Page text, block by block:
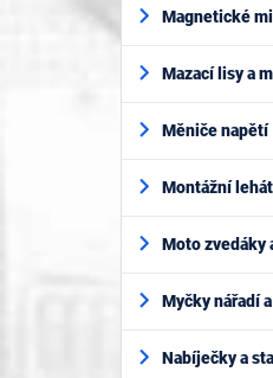
Magnetické
Mazací lisy a
Měniče napětí
Montážní
Moto zvedáky
Myčky nářadí
Nabíječky a